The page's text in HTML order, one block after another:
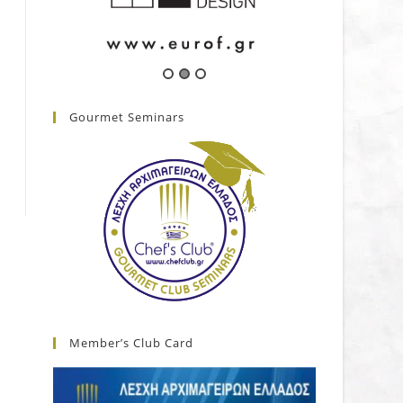
Gourmet Seminars
Member’s Club Card